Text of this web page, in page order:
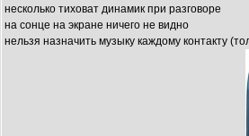
несколько тиховат динамик при разговоре
на сонце на экране ничего не видно
нельзя назначить музыку каждому контакту